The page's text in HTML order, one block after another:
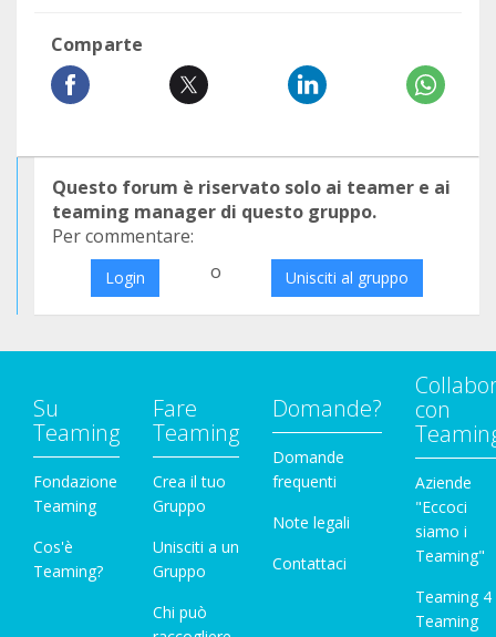
Comparte
Questo forum è riservato solo ai teamer e ai
teaming manager di questo gruppo.
Per commentare:
Login o Unisciti al gruppo
Su
Teaming
Fondazione
Teaming
Cos'è
Teaming?
Fare
Teaming
Crea il tuo
Gruppo
Unisciti a un
Gruppo
Chi può
Domande?
Domande
frequenti
Note legali
Contattaci
con
Aziende
"Eccoci
siamo i
Teaming"
Teaming 4
Teaming